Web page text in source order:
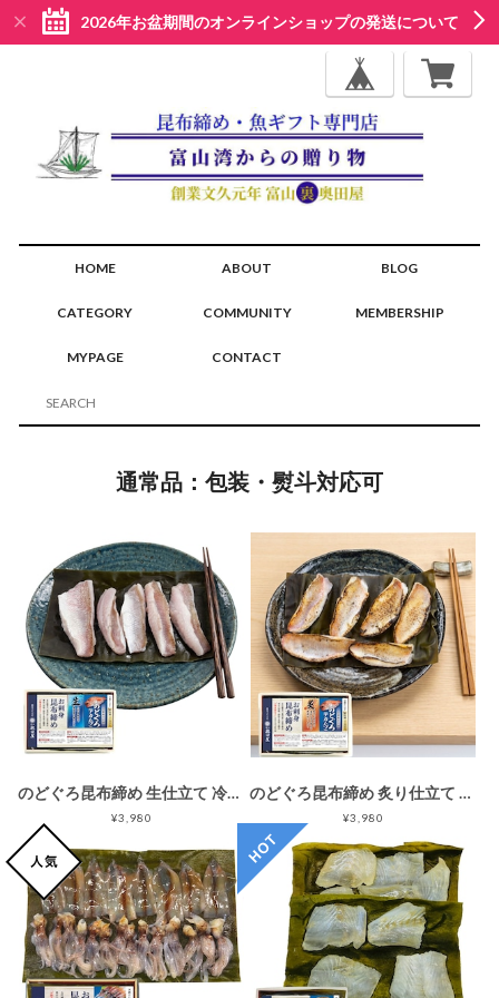
2026年お盆期間のオンラインショップの発送について
HOME ABOUT BLOG
CATEGORY COMMUNITY MEMBERSHIP
MYPAGE CONTACT
通常品：包装・熨斗対応可
のどぐろ昆布締め 生仕立て 冷凍品
¥3,980
のどぐろ昆布締め 炙り仕立て 冷凍品
¥3,980